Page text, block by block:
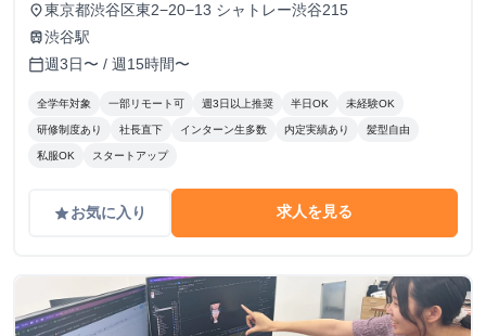
place東京都渋谷区東2−20−13 シャトレー渋谷215
train渋谷駅
calendar_today週3日〜 / 週15時間〜
全学年対象 一部リモート可 週3日以上推奨 半日OK 未経験OK
研修制度あり 社長直下 インターン生多数 内定実績あり 髪型自由
私服OK スタートアップ
gradeお気に入り 求人を見る